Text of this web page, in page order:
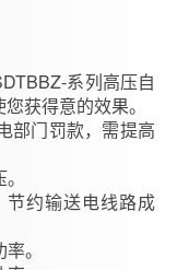
系列高压自
获得意的效果。
部门罚款，需提高
约输送电线路成
。